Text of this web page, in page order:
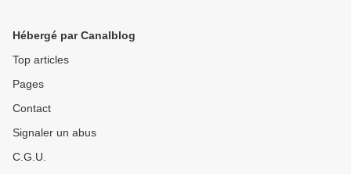
Hébergé par Canalblog
Top articles
Pages
Contact
Signaler un abus
C.G.U.